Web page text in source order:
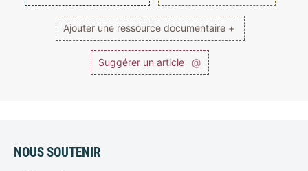
Ajouter une ressource documentaire +
Suggérer un article @
NOUS SOUTENIR